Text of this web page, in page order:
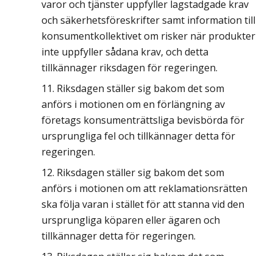
varor och tjänster uppfyller lagstadgade krav
och säkerhetsföreskrifter samt information till
konsumentkollektivet om risker när produkter
inte uppfyller sådana krav, och detta
tillkännager riksdagen för regeringen.
Riksdagen ställer sig bakom det som
anförs i motionen om en förlängning av
företags konsumenträttsliga bevisbörda för
ursprungliga fel och tillkännager detta för
regeringen.
Riksdagen ställer sig bakom det som
anförs i motionen om att reklamationsrätten
ska följa varan i stället för att stanna vid den
ursprungliga köparen eller ägaren och
tillkännager detta för regeringen.